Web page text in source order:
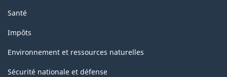
Santé
Impôts
Environnement et ressources naturelles
Sécurité nationale et défense